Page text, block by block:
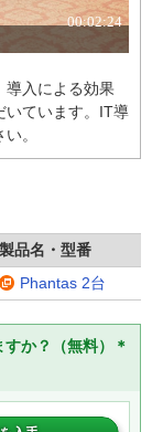
導入による効果
いています。IT導
。
製品名・型番
Phantas 2台
か？（無料）＊